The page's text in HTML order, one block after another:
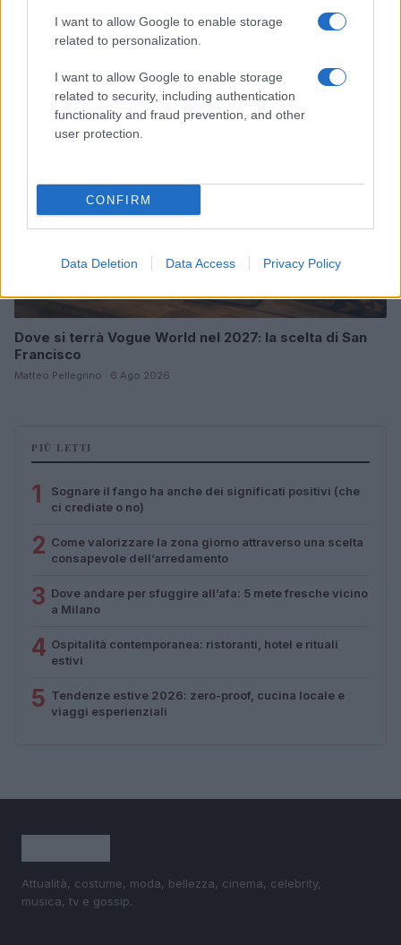
I want to allow Google to enable storage
related to personalization.
I want to allow Google to enable storage
related to security, including authentication
functionality and fraud prevention, and other
user protection.
CONFIRM
Data Deletion Data Access Privacy Policy
Magna Pars Milano: un’esperienza olfattiva unica in un
ex stabilimento di profumi
Matteo Pellegrino · 7 Ago 2026
Dove si terrà Vogue World nel 2027: la scelta di San
Francisco
Matteo Pellegrino · 6 Ago 2026
PIÙ LETTI
1
Sognare il fango ha anche dei significati positivi (che
ci crediate o no)
2 Come valorizzare la zona giorno attraverso una scelta
consapevole dell’arredamento
3 Dove andare per sfuggire all’afa: 5 mete fresche vicino
a Milano
4 Ospitalità contemporanea: ristoranti, hotel e rituali
estivi
5 Tendenze estive 2026: zero-proof, cucina locale e
viaggi esperienziali
Attualità, costume, moda, bellezza, cinema, celebrity,
musica, tv e gossip.